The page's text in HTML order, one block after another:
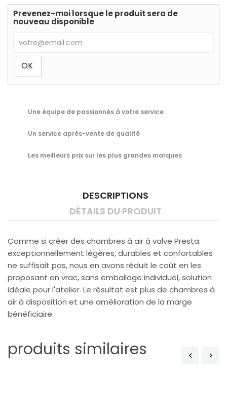
Prevenez-moi lorsque le produit sera de
nouveau disponible
Une équipe de passionnés à votre service
Un service après-vente de qualité
Les meilleurs prix sur les plus grandes marques
DESCRIPTIONS
DÉTAILS DU PRODUIT
Comme si créer des chambres à air à valve Presta
exceptionnellement légères, durables et confortables
ne suffisait pas, nous en avons réduit le coût en les
proposant en vrac, sans emballage individuel, solution
idéale pour l'atelier. Le résultat est plus de chambres à
air à disposition et une amélioration de la marge
bénéficiaire
produits similaires